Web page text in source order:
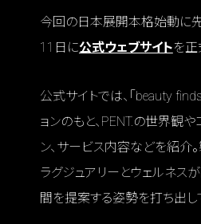
今回の日本展開本格始動に
11日に公式ウェブサイトを正
公式サイトでは、「beauty
ョンのもと、PENT.の世界観や
ン、サービス内容などを紹介
ラグジュアリーとウェルネス
間を提案する姿勢を打ち出し